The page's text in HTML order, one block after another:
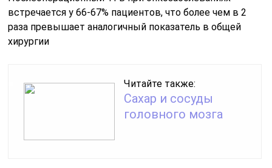
встречается у 66-67% пациентов, что более чем в 2
раза превышает аналогичный показатель в общей
хирургии
Читайте также:
Сахар и сосуды
головного мозга